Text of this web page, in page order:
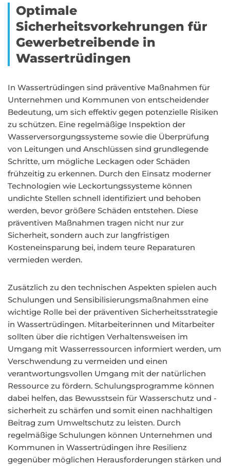
Optimale
Sicherheitsvorkehrungen für
Gewerbetreibende in
Wassertrüdingen
In Wassertrüdingen sind präventive Maßnahmen für
Unternehmen und Kommunen von entscheidender
Bedeutung, um sich effektiv gegen potenzielle Risiken
zu schützen. Eine regelmäßige Inspektion der
Wasserversorgungssysteme sowie die Überprüfung
von Leitungen und Anschlüssen sind grundlegende
Schritte, um mögliche Leckagen oder Schäden
frühzeitig zu erkennen. Durch den Einsatz moderner
Technologien wie Leckortungssysteme können
undichte Stellen schnell identifiziert und behoben
werden, bevor größere Schäden entstehen. Diese
präventiven Maßnahmen tragen nicht nur zur
Sicherheit, sondern auch zur langfristigen
Kosteneinsparung bei, indem teure Reparaturen
vermieden werden.
Zusätzlich zu den technischen Aspekten spielen auch
Schulungen und Sensibilisierungsmaßnahmen eine
wichtige Rolle bei der präventiven Sicherheitsstrategie
in Wassertrüdingen. Mitarbeiterinnen und Mitarbeiter
sollten über die richtigen Verhaltensweisen im
Umgang mit Wasserressourcen informiert werden, um
Verschwendung zu vermeiden und einen
verantwortungsvollen Umgang mit der natürlichen
Ressource zu fördern. Schulungsprogramme können
dabei helfen, das Bewusstsein für Wasserschutz und -
sicherheit zu schärfen und somit einen nachhaltigen
Beitrag zum Umweltschutz zu leisten. Durch
regelmäßige Schulungen können Unternehmen und
Kommunen in Wassertrüdingen ihre Resilienz
gegenüber möglichen Herausforderungen stärken und